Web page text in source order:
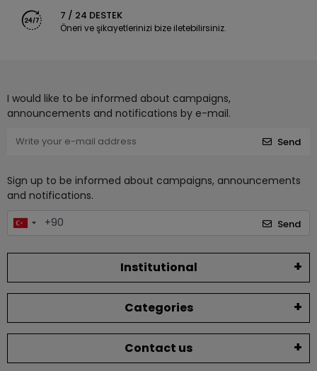
7 / 24 DESTEK
Öneri ve şikayetlerinizi bize iletebilirsiniz.
I would like to be informed about campaigns,
announcements and notifications by e-mail.
Send
Sign up to be informed about campaigns, announcements
and notifications.
Send
Institutional
Categories
Contact us